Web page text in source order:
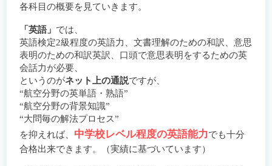
各科目の概要を見ていきます。
「英語」 では、
英語検定2級程度の英語力、文書理解のための和訳、意思
表明のための和訳英訳、口頭で意思表明をするための英
会話力が必要、
というのがネット上の通説ですが、
“航空分野の英単語・熟語”
“航空分野の背景知識”
“大問毎の解法プロセス”
を抑えれば、 中学校レベル程度の英語能力でも十分
合格出来できます。（実績に基づいています）